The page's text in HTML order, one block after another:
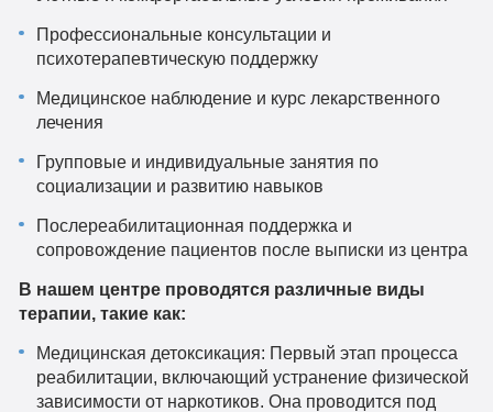
Профессиональные консультации и
психотерапевтическую поддержку
Медицинское наблюдение и курс лекарственного
лечения
Групповые и индивидуальные занятия по
социализации и развитию навыков
Послереабилитационная поддержка и
сопровождение пациентов после выписки из центра
В нашем центре проводятся различные виды
терапии, такие как:
Медицинская детоксикация: Первый этап процесса
реабилитации, включающий устранение физической
зависимости от наркотиков. Она проводится под